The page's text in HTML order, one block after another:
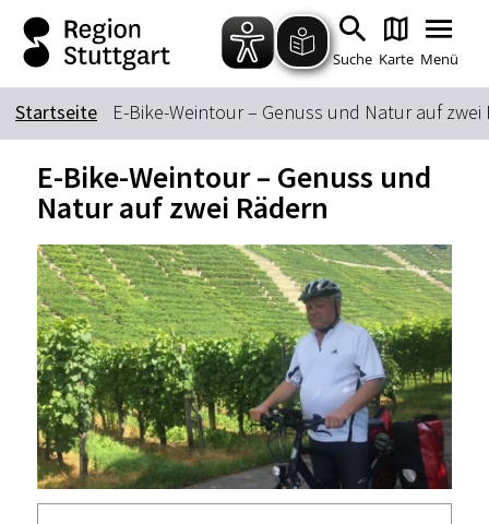
Zum Hauptinhalt springen
Zur Suche springen
Zur Hauptnavigation
Zum Footer springen
Suche Karte Menü
Suchbegriff
Stadtführungen
Tickets
Citytour
Übernachtung
Erlebnisse
Essen & Trinken
Wein
Automobil
Kultur
Feste & Highlights
Startseite E-Bike-Weintour – Genuss und Natur auf zwei
E-Bike-Weintour – Genuss und
Natur auf zwei Rädern